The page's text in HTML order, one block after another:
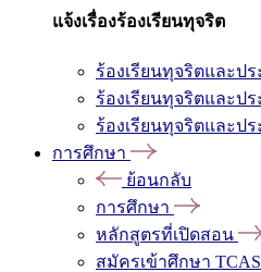
แจ้งเรื่องร้องเรียนทุจริต
ร้องเรียนทุจริตและป
ร้องเรียนทุจริตและป
ร้องเรียนทุจริตและป
การศึกษา
ย้อนกลับ
การศึกษา
หลักสูตรที่เปิดสอน
สมัครเข้าศึกษา TCAS